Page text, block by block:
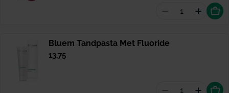
Aantal
Bluem Tandpasta Met Fluoride
Normale
13,75